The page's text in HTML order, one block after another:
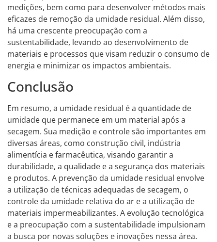
medições, bem como para desenvolver métodos mais
eficazes de remoção da umidade residual. Além disso,
há uma crescente preocupação com a
sustentabilidade, levando ao desenvolvimento de
materiais e processos que visam reduzir o consumo de
energia e minimizar os impactos ambientais.
Conclusão
Em resumo, a umidade residual é a quantidade de
umidade que permanece em um material após a
secagem. Sua medição e controle são importantes em
diversas áreas, como construção civil, indústria
alimentícia e farmacêutica, visando garantir a
durabilidade, a qualidade e a segurança dos materiais
e produtos. A prevenção da umidade residual envolve
a utilização de técnicas adequadas de secagem, o
controle da umidade relativa do ar e a utilização de
materiais impermeabilizantes. A evolução tecnológica
e a preocupação com a sustentabilidade impulsionam
a busca por novas soluções e inovações nessa área.